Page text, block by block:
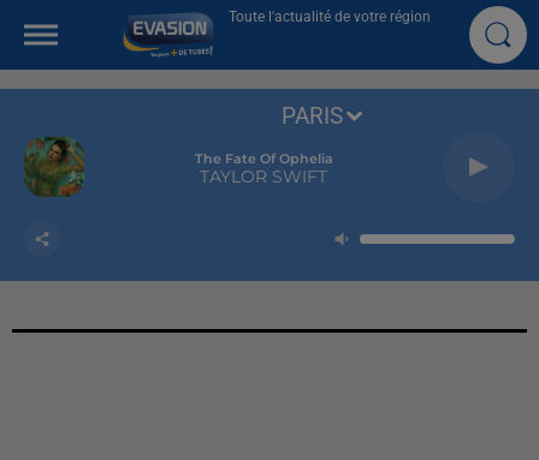
Toute l'actualité de votre région
The Fate Of Ophelia
TAYLOR SWIFT
PARIS